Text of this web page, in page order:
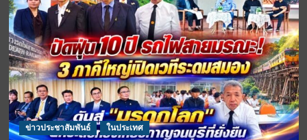
ข่าวประชาสัมพันธ์ ในประเทศ